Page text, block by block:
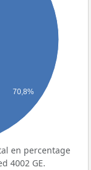
70,8%
en percentage
4002 GE.